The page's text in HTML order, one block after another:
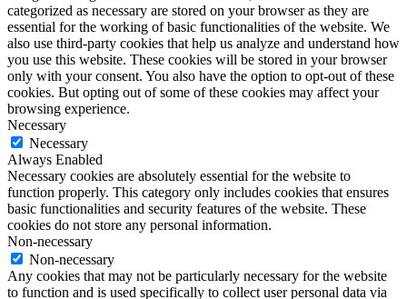
categorized as necessary are stored on your browser as they are
essential for the working of basic functionalities of the website. We
also use third-party cookies that help us analyze and understand how
you use this website. These cookies will be stored in your browser
only with your consent. You also have the option to opt-out of these
cookies. But opting out of some of these cookies may affect your
browsing experience.
Necessary
Necessary
Always Enabled
Necessary cookies are absolutely essential for the website to
function properly. This category only includes cookies that ensures
basic functionalities and security features of the website. These
cookies do not store any personal information.
Non-necessary
Non-necessary
Any cookies that may not be particularly necessary for the website
to function and is used specifically to collect user personal data via